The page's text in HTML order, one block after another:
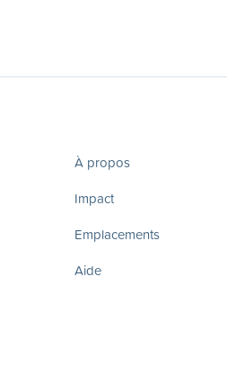
À propos
Impact
Emplacements
Aide